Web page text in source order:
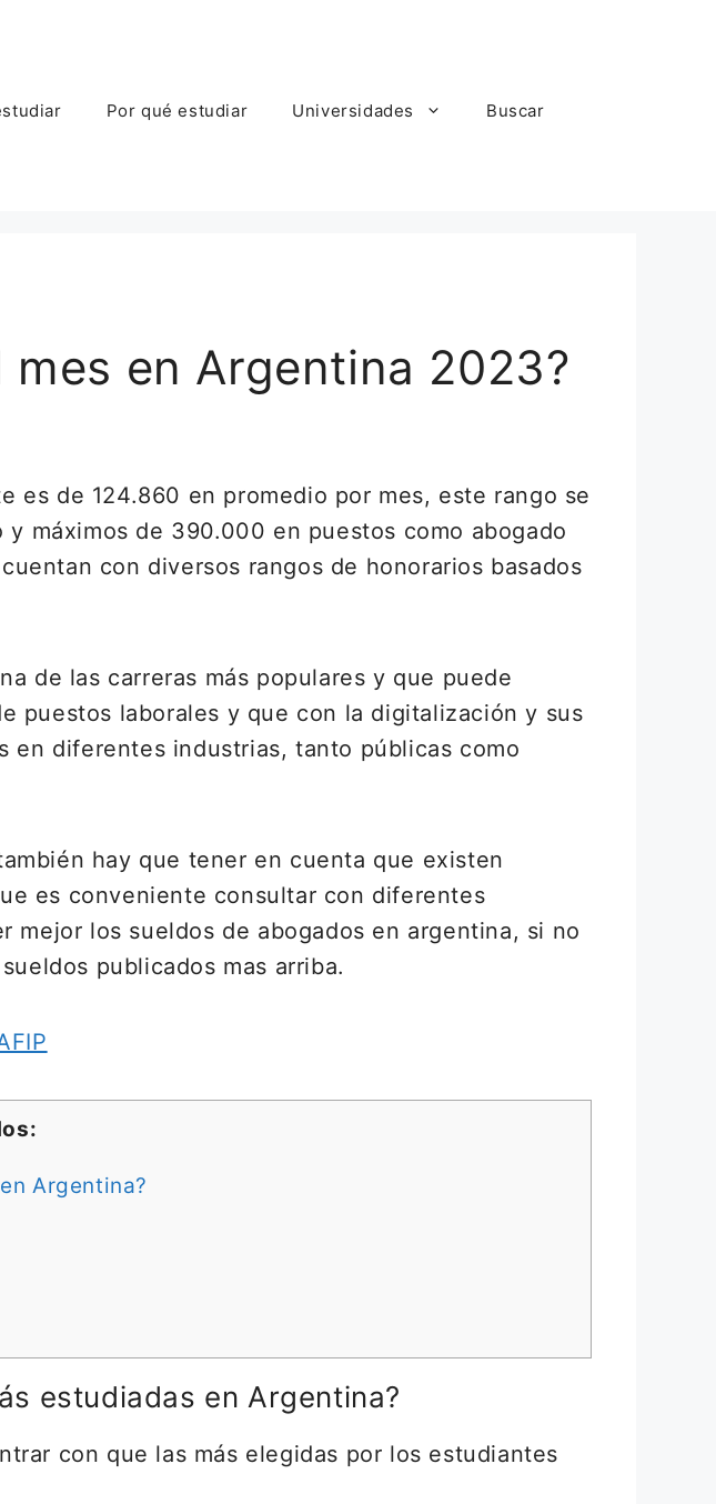
Por qué estudiar Universidades Buscar
en Argentina 2023?
es de 124.860 en promedio por mes, este rango se
máximos de 390.000 en puestos como abogado
con diversos rangos de honorarios basados
de las carreras más populares y que puede
puestos laborales y que con la digitalización y sus
en diferentes industrias, tanto públicas como
hay que tener en cuenta que existen
es conveniente consultar con diferentes
mejor los sueldos de abogados en argentina, si no
publicados mas arriba.
Argentina?
estudiadas en Argentina?
con que las más elegidas por los estudiantes